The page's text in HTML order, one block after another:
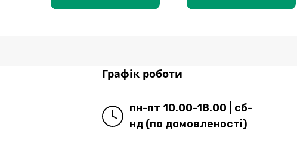
Графік роботи
пн-пт 10.00-18.00 | сб-
нд (по домовленості)